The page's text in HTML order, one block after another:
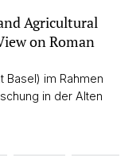
Agricultural
on Roman
Basel) im Rahmen
in der Alten